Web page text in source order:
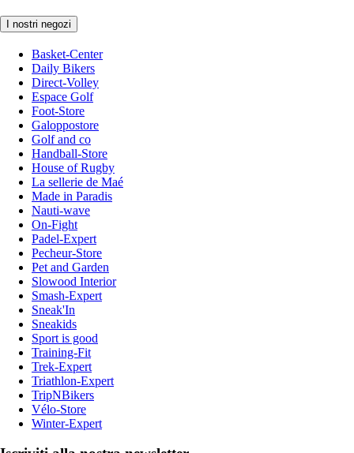
I nostri negozi
Basket-Center
Daily Bikers
Direct-Volley
Espace Golf
Foot-Store
Galoppostore
Golf and co
Handball-Store
House of Rugby
La sellerie de Maé
Made in Paradis
Nauti-wave
On-Fight
Padel-Expert
Pecheur-Store
Pet and Garden
Slowood Interior
Smash-Expert
Sneak'In
Sneakids
Sport is good
Training-Fit
Trek-Expert
Triathlon-Expert
TripNBikers
Vélo-Store
Winter-Expert